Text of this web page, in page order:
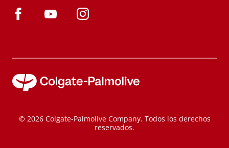
© 2026 Colgate-Palmolive Company. Todos los derechos
reservados.